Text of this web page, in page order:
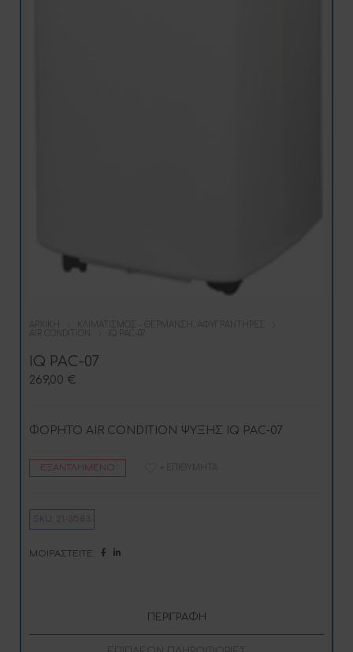
ΑΡΧΙΚΉ
ΚΛΙΜΑΤΙΣΜΌΣ - ΘΈΡΜΑΝΣΗ, ΑΦΥΓΡΑΝΤΉΡΕΣ
AIR CONDITION
IQ PAC-07
IQ PAC-07
269,00 €
ΦΟΡΗΤΟ AIR CONDITION ΨΥΞΗΣ IQ PAC-07
ΕΞΑΝΤΛΗΜΈΝΟ + ΕΠΙΘΥΜΗΤΆ
SKU:
ΜΟΙΡΑΣΤΕΊΤΕ:
ΠΕΡΙΓΡΑΦΉ